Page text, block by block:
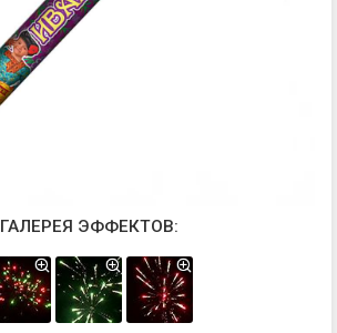
ГАЛЕРЕЯ ЭФФЕКТОВ: